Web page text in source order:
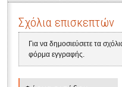
Σχόλια επισκεπτών
Για να δημοσιεύσετε τα
φόρμα εγγραφής.